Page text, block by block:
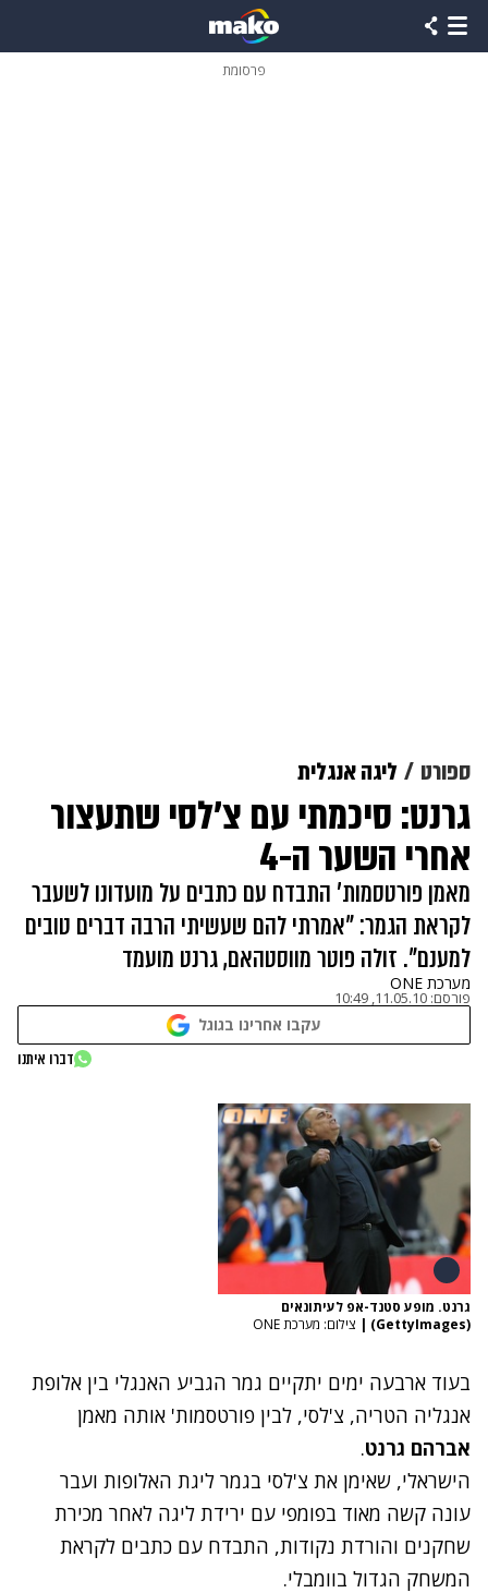
פרסומת
ספורט ליגה אנגלית
גרנט: סיכמתי עם צ'לסי שתעצור
אחרי השער ה-4
מאמן פורטסמות' התבדח עם כתבים על מועדונו לשעבר
לקראת הגמר: "אמרתי להם שעשיתי הרבה דברים טובים
למענם". זולה פוטר מווסטהאם, גרנט מועמד
מערכת ONE
פורסם: 11.05.10, 10:49
עקבו אחרינו בגוגל
דברו איתנו
גרנט. מופע סטנד-אפ לעיתונאים
(GettyImages)
| צילום: מערכת ONE
בעוד ארבעה ימים יתקיים גמר הגביע האנגלי בין אלופת
אנגליה הטריה, צ'לסי, לבין פורטסמות' אותה מאמן
אברהם גרנט.
הישראלי, שאימן את צ'לסי בגמר ליגת האלופות ועבר
עונה קשה מאוד בפומפי עם ירידת ליגה לאחר מכירת
שחקנים והורדת נקודות, התבדח עם כתבים לקראת
המשחק הגדול בוומבלי.